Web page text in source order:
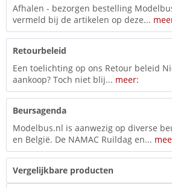
Afhalen - bezorgen bestelling
vermeld bij de artikelen op deze...
Retourbeleid
Een toelichting op ons Retour beleid
aankoop? Toch niet blij... meer:
Beursagenda
Modelbus.nl is aanwezig op diverse
en België. De NAMAC Ruildag en...
Vergelijkbare producten